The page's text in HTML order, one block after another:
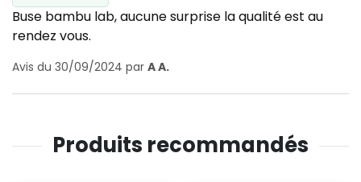
Buse bambu lab, aucune surprise la qualité est au
rendez vous.
Avis du 30/09/2024 par A A.
Produits recommandés